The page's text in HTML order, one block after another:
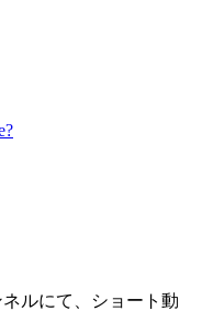
ルにて、ショート動